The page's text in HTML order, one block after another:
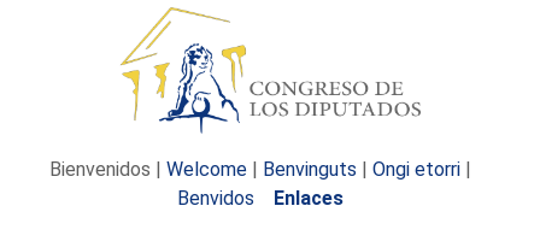
Bienvenidos | Welcome | Benvinguts | Ongi etorri |
Benvidos
Enlaces